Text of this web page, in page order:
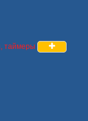
таймеры